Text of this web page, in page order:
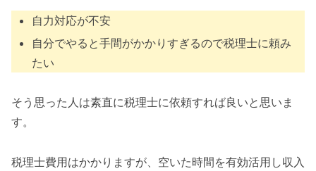
自力対応が不安
自分でやると手間がかかりすぎるので税理士に頼み
たい
そう思った人は素直に税理士に依頼すれば良いと思いま
す。
税理士費用はかかりますが、空いた時間を有効活用し収入